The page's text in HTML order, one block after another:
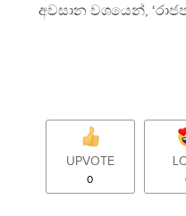
අවසාන වශයෙන්,
UPVOTE
0